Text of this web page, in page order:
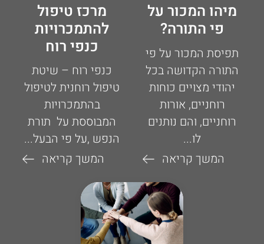
מיהו המכור על
פי התורה?
תפיסת המכור על פי
התורה הקדושה בכל
יהודי מצויים כוחות
רוחניים, אורות
רוחניים, והם נותנים
לו...
המשך קריאה
מרכז טיפול
להתמכרויות
כנפי רוח
כנפי רוח – שיטת
טיפול רוחנית לטיפול
בהתמכרויות
המבוססת על תורת
הנפש ,על פי הבעל...
המשך קריאה